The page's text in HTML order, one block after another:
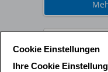
Cookie Einstellungen
Ihre Cookie